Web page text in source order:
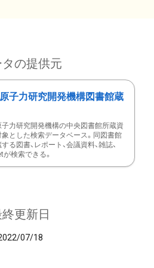
の提供元
子力研究開発機構図書館蔵
子力研究開発機構の中央図書館所蔵資
とした検索データベース。同図書館
る図書、レポート、会議資料、雑誌、
が検索できる。
更新日
07/18